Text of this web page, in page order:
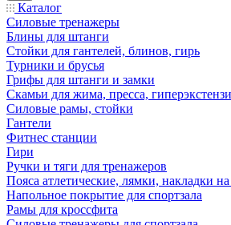
Каталог
Силовые тренажеры
Блины для штанги
Стойки для гантелей, блинов, гирь
Турники и брусья
Грифы для штанги и замки
Скамьи для жима, пресса,
Силовые рамы, стойки
Гантели
Фитнес станции
Гири
Ручки и тяги для тренажеров
Пояса атлетические, лямки, накладки
Напольное покрытие для спортзала
Рамы для кроссфита